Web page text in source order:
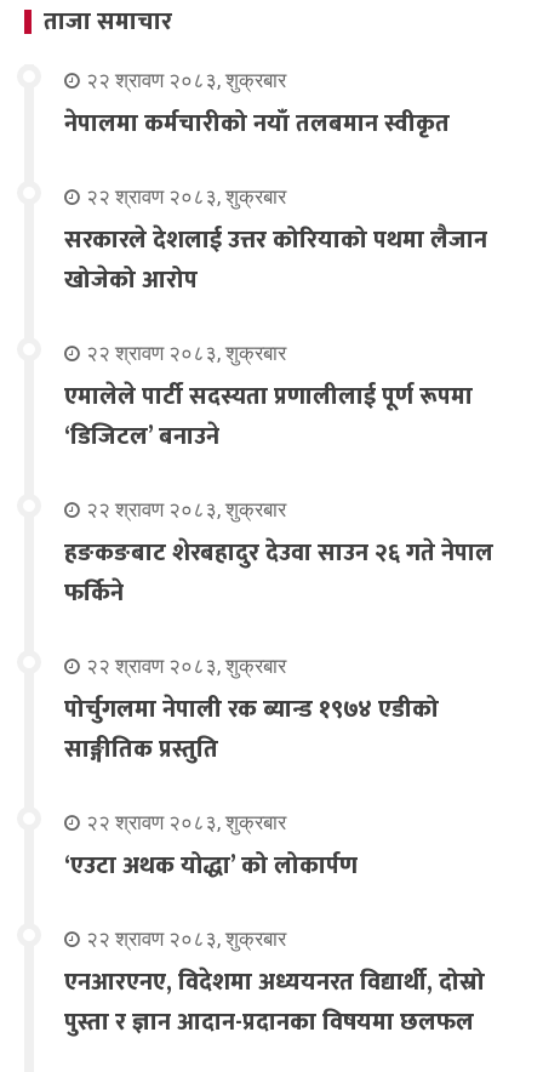
ताजा समाचार
२२ श्रावण २०८३, शुक्रबार
नेपालमा कर्मचारीको नयाँ तलबमान स्वीकृत
२२ श्रावण २०८३, शुक्रबार
सरकारले देशलाई उत्तर कोरियाको पथमा लैजान
खोजेको आरोप
२२ श्रावण २०८३, शुक्रबार
एमालेले पार्टी सदस्यता प्रणालीलाई पूर्ण रूपमा
‘डिजिटल’ बनाउने
२२ श्रावण २०८३, शुक्रबार
हङकङबाट शेरबहादुर देउवा साउन २६ गते नेपाल
फर्किने
२२ श्रावण २०८३, शुक्रबार
पोर्चुगलमा नेपाली रक ब्यान्ड १९७४ एडीको
साङ्गीतिक प्रस्तुति
२२ श्रावण २०८३, शुक्रबार
‘एउटा अथक योद्धा’ को लोकार्पण
२२ श्रावण २०८३, शुक्रबार
एनआरएनए, विदेशमा अध्ययनरत विद्यार्थी, दोस्रो
पुस्ता र ज्ञान आदान-प्रदानका विषयमा छलफल